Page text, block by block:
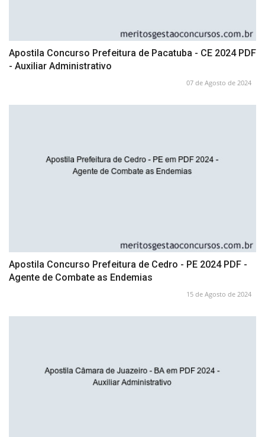
Apostila Concurso Prefeitura de Pacatuba - CE 2024 PDF
- Auxiliar Administrativo
07 de Agosto de 2024
Apostila Concurso Prefeitura de Cedro - PE 2024 PDF -
Agente de Combate as Endemias
15 de Agosto de 2024